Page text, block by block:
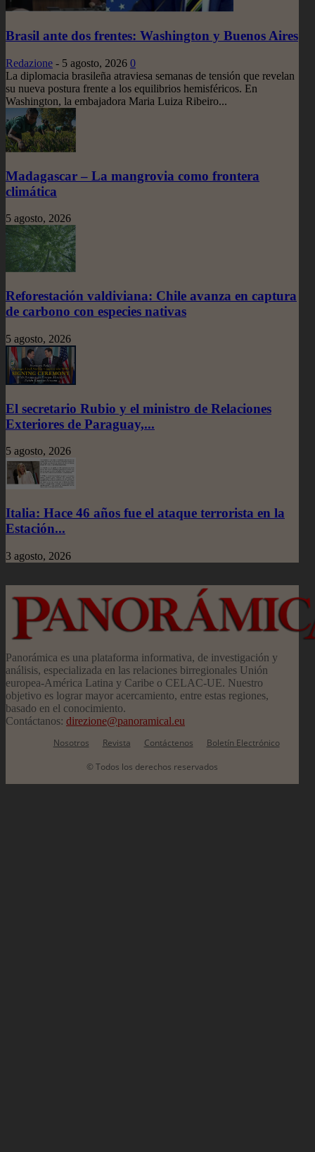
Brasil ante dos frentes: Washington y Buenos Aires
Redazione - 5 agosto, 2026 0
La diplomacia brasileña atraviesa semanas de tensión que revelan
su nueva postura frente a los equilibrios hemisféricos. En
Washington, la embajadora Maria Luiza Ribeiro...
Madagascar – La mangrovia como frontera
climática
5 agosto, 2026
Reforestación valdiviana: Chile avanza en captura
de carbono con especies nativas
5 agosto, 2026
El secretario Rubio y el ministro de Relaciones
Exteriores de Paraguay,...
5 agosto, 2026
Italia: Hace 46 años fue el ataque terrorista en la
Estación...
3 agosto, 2026
Panorámica es una plataforma informativa, de investigación y
análisis, especializada en las relaciones birregionales Unión
europea-América Latina y Caribe o CELAC-UE. Nuestro
objetivo es lograr mayor acercamiento, entre estas regiones,
basado en el conocimiento.
Contáctanos: direzione@panoramical.eu
Nosotros
Revista Contáctenos
Boletín Electrónico
© Todos los derechos reservados